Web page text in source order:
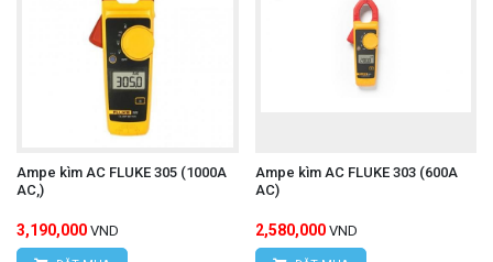
Ampe kìm AC FLUKE 305 (1000A
AC,)
3,190,000 VND
Ampe kìm AC FLUKE 303 (600A
AC)
2,580,000 VND